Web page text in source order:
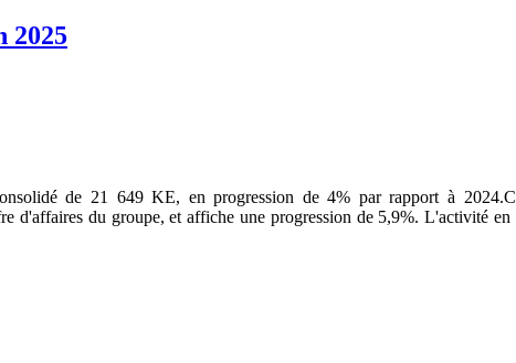
2025
de 21 649 KE, en progression de 4% par rapport à
du groupe, et affiche une progression de 5,9%. L'activité